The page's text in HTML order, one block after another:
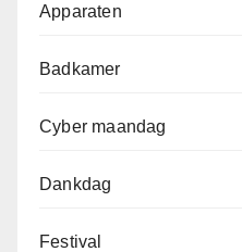
Apparaten
Badkamer
Cyber maandag
Dankdag
Festival